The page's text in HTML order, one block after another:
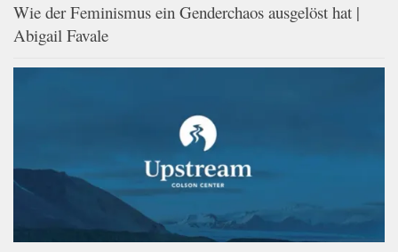
Wie der Feminismus ein Genderchaos ausgelöst hat |
Abigail Favale